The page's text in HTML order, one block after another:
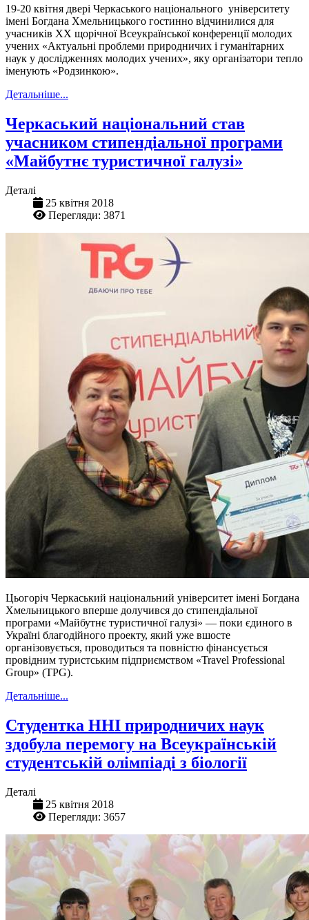
19-20 квітня двері Черкаського національного університету
імені Богдана Хмельницького гостинно відчинилися для
учасників ХХ щорічної Всеукраїнської конференції молодих
учених «Актуальні проблеми природничих і гуманітарних
наук у дослідженнях молодих учених», яку організатори тепло
іменують «Родзинкою».
Детальніше...
Черкаський національний став
учасником стипендіальної програми
«Майбутнє туристичної галузі»
Деталі
25 квітня 2018
Перегляди: 3871
Цьогоріч Черкаський національний університет імені Богдана
Хмельницького вперше долучився до стипендіальної
програми «Майбутнє туристичної галузі» — поки єдиного в
Україні благодійного проекту, який уже вшосте
організовується, проводиться та повністю фінансується
провідним туристським підприємством «Travel Professional
Group» (TPG).
Детальніше...
Студентка ННІ природничих наук
здобула перемогу на Всеукраїнській
студентській олімпіаді з біології
Деталі
25 квітня 2018
Перегляди: 3657